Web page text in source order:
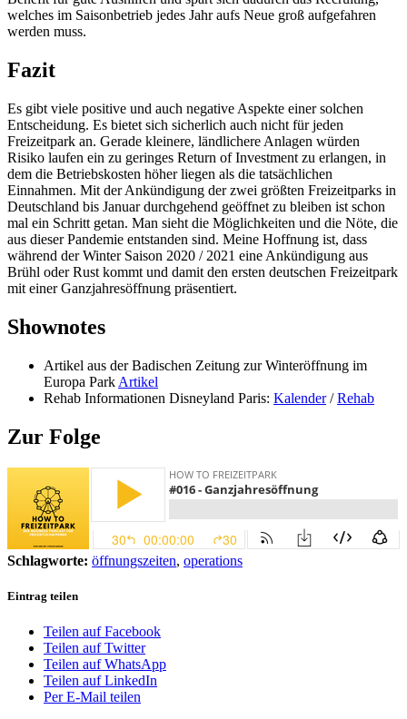
welches im Saisonbetrieb jedes Jahr aufs Neue groß aufgefahren
werden muss.
Fazit
Es gibt viele positive und auch negative Aspekte einer solchen
Entscheidung. Es bietet sich sicherlich auch nicht für jeden
Freizeitpark an. Gerade kleinere, ländlichere Anlagen würden
Risiko laufen ein zu geringes Return of Investment zu erlangen, in
dem die Betriebskosten höher liegen als die tatsächlichen
Einnahmen. Mit der Ankündigung der zwei größten Freizeitparks in
Deutschland bis Januar durchgehend geöffnet zu bleiben ist schon
mal ein Schritt getan. Man sieht die Möglichkeiten und die Nöte, die
aus dieser Pandemie entstanden sind. Meine Hoffnung ist, dass
während der Winter Saison 2020 / 2021 eine Ankündigung aus
Brühl oder Rust kommt und damit den ersten deutschen Freizeitpark
mit einer Ganzjahresöffnung präsentiert.
Shownotes
Artikel aus der Badischen Zeitung zur Winteröffnung im
Europa Park Artikel
Rehab Informationen Disneyland Paris: Kalender/Rehab
Zur Folge
Schlagworte: öffnungszeiten, operations
Eintrag teilen
Teilen auf Facebook
Teilen auf Twitter
Teilen auf WhatsApp
Teilen auf LinkedIn
Per E-Mail teilen